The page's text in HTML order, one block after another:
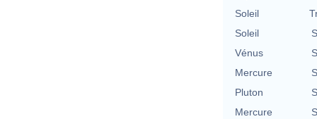
Soleil
Soleil
Vénus
Mercure
Pluton
Mercure